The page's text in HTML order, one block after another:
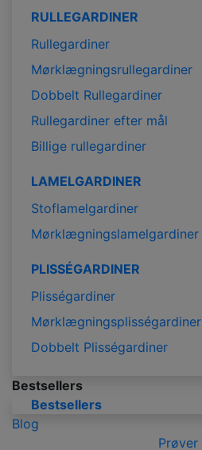
RULLEGARDINER
Rullegardiner
Mørklægningsrullegardiner
Dobbelt Rullegardiner
Rullegardiner efter mål
Billige rullegardiner
LAMELGARDINER
Stoflamelgardiner
Mørklægningslamelgardiner
PLISSÉGARDINER
Plisségardiner
Mørklægningsplisségardiner
Dobbelt Plisségardiner
Bestsellers
Bestsellers
Blog
Prøver